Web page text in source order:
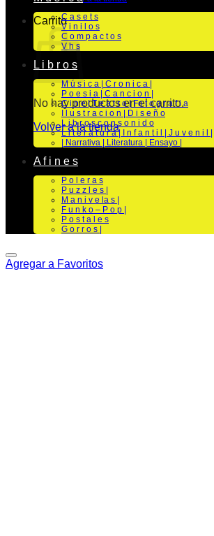
Carrito
No hay productos en el carrito.
Volver a la tienda
C a s e t s
V i n i l o s
C o m p a c t o s
V h s
L i b r o s
M ú s i c a | C r o n i c a |
P o e s i a | C a n c i o n |
C i n e | T e a t r o | Fo t o g r a f i a
I l u s t r a c i o n | D i s e ñ o
L i b r o s c o n s o n i d o
L i t e r a t u r a | I n f a n t i l | J u v e n i l |
| Narrativa | Literatura | Ensayo |
A f i n e s
P o l e r a s
P u z z l e s |
M a n i v e la s |
F u n k o – P o p |
P o s t a l e s
G o r r o s |
Agregar a Favoritos